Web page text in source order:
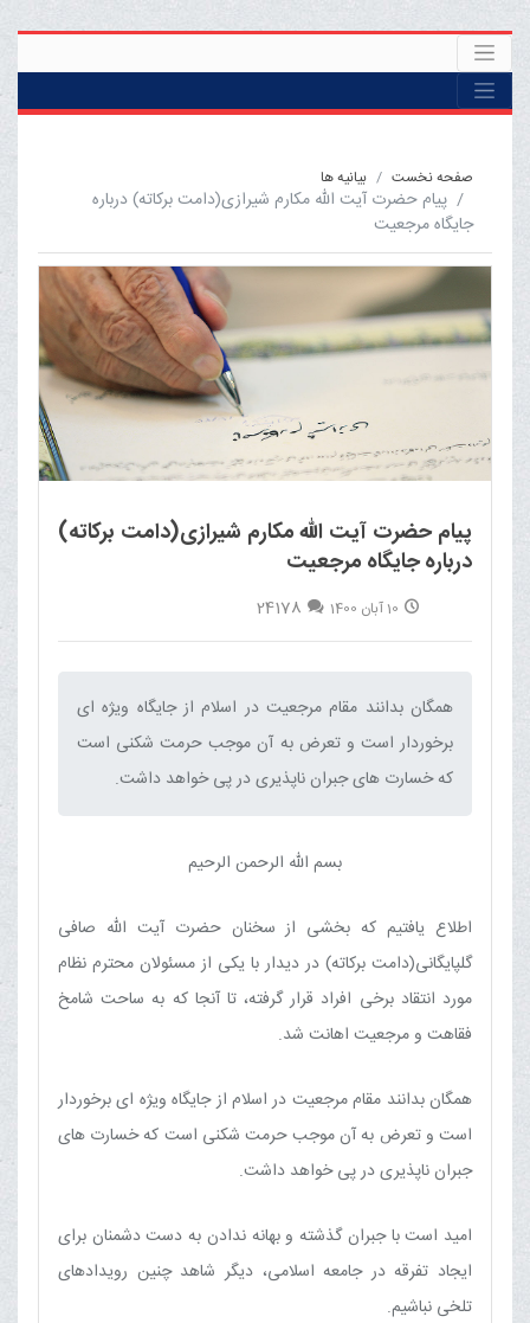
صفحه نخست بيانيه ها
پیام حضرت آیت الله مکارم شیرازی(دامت برکاته) درباره
جایگاه مرجعیت
پیام حضرت آیت الله مکارم شیرازی(دامت برکاته)
درباره جایگاه مرجعیت
10 آبان 1400 24178
همگان بدانند مقام مرجعیت در اسلام از جایگاه ویژه ای
برخوردار است و تعرض به آن موجب حرمت شکنی است
که خسارت های جبران ناپذیری در پی خواهد داشت.‌
بسم الله الرحمن الرحیم
اطلاع یافتیم که بخشی از سخنان حضرت آیت الله صافی
گلپایگانی(دامت برکاته) در دیدار با یکی از مسئولان محترم نظام
مورد انتقاد برخی افراد قرار گرفته، تا آنجا که به ساحت شامخ
فقاهت و مرجعیت اهانت شد.
همگان بدانند مقام مرجعیت در اسلام از جایگاه ویژه ای برخوردار
است و تعرض به آن موجب حرمت شکنی است که خسارت های
جبران ناپذیری در پی خواهد داشت.
امید است با جبران گذشته و بهانه ندادن به دست دشمنان برای
ایجاد تفرقه در جامعه اسلامی، دیگر شاهد چنین رویدادهای
تلخی نباشیم.